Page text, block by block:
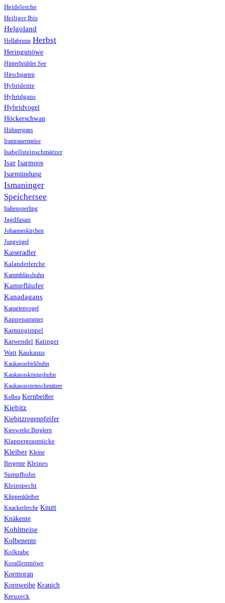
Heidelerche
Heiliger Ibis
Helgoland
Hellabrunn Herbst
Heringsmöwe
Hinterbrühler See
Hirschgarten
Hybridente
Hybridgans
Hybridvogel
Höckerschwan
Hühnergans
Irantrauermeise
Isabellsteinschmätzer
Isar Isarmoos
Isarmündung
Ismaninger
Speichersee
Italiensperling
Jagdfasan
Johanneskirchen
Jungvögel
Kaiseradler
Kalanderlerche
Kammblässhuhn
Kampfläufer
Kanadagans
Kanarienvogel
Kappenammer
Karmingimpel
Karwendel Katinger
Watt Kaukasus
Kaukasusbirkhuhn
Kaukasuskönigshuhn
Kaukasussteinschmätzer
Kelbra Kernbeißer
Kiebitz
Kiebitzregenpfeifer
Kieswerke Berglern
Klappergrasmücke
Kleiber Kleine
Bergente Kleines
Sumpfhuhn
Kleinspecht
Klippenkleiber
Knackerlerche Knutt
Knäkente
Kohlmeise
Kolbenente
Kolkrabe
Korallenmöwe
Kormoran
Kornweihe Kranich
Kreuzeck